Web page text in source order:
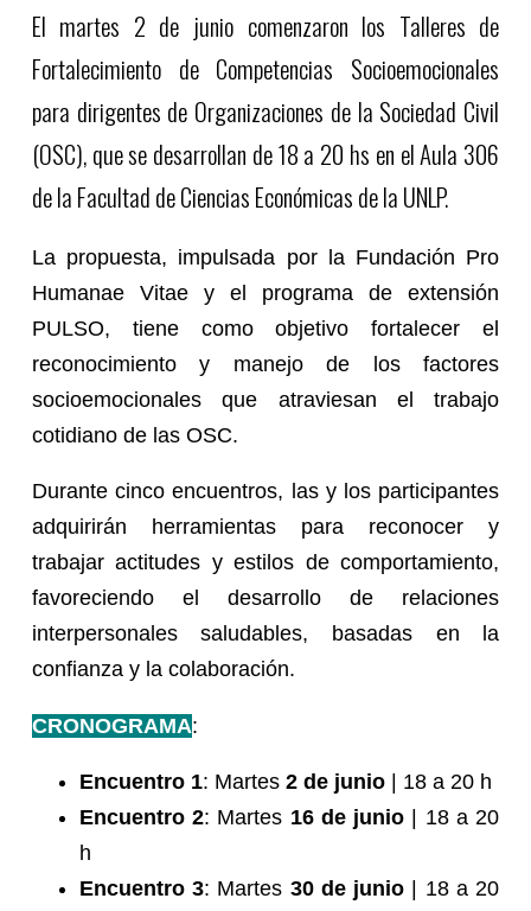
El martes 2 de junio comenzaron los Talleres de
Fortalecimiento de Competencias Socioemocionales
para dirigentes de Organizaciones de la Sociedad Civil
(OSC), que se desarrollan de 18 a 20 hs en el Aula 306
de la Facultad de Ciencias Económicas de la UNLP.
La propuesta, impulsada por la Fundación Pro
Humanae Vitae y el programa de extensión
PULSO, tiene como objetivo fortalecer el
reconocimiento y manejo de los factores
socioemocionales que atraviesan el trabajo
cotidiano de las OSC.
Durante cinco encuentros, las y los participantes
adquirirán herramientas para reconocer y
trabajar actitudes y estilos de comportamiento,
favoreciendo el desarrollo de relaciones
interpersonales saludables, basadas en la
confianza y la colaboración.
CRONOGRAMA:
Encuentro 1: Martes 2 de junio| 18 a 20 h
Encuentro 2: Martes 16 de junio | 18 a 20
h
Encuentro 3: Martes 30 de junio | 18 a 20